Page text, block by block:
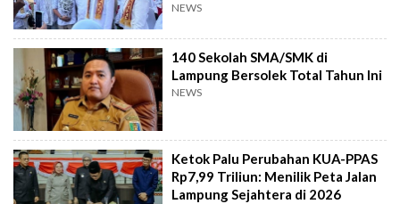
NEWS
140 Sekolah SMA/SMK di
Lampung Bersolek Total Tahun Ini
NEWS
Ketok Palu Perubahan KUA-PPAS
Rp7,99 Triliun: Menilik Peta Jalan
Lampung Sejahtera di 2026